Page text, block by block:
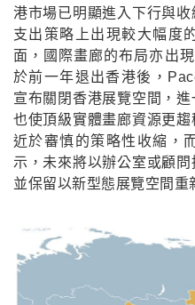
港市場已明顯進入下行與
支出策略上出現較大幅度
面，國際畫廊的布局亦出
於前一年退出香港後，
宣布關閉香港展覽空間，
也使頂級實體畫廊資源更
近於審慎的策略性收縮，
示，未來將以辦公室或顧
並保留以新型態展覽空間重